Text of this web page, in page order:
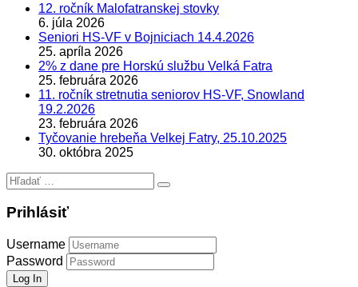
12. ročník Malofatranskej stovky
6. júla 2026
Seniori HS-VF v Bojniciach 14.4.2026
25. apríla 2026
2% z dane pre Horskú službu Velká Fatra
25. februára 2026
11. ročník stretnutia seniorov HS-VF, Snowland
19.2.2026
23. februára 2026
Tyčovanie hrebeňa Velkej Fatry, 25.10.2025
30. októbra 2025
Hľadať:
Prihlásiť
Username
Password